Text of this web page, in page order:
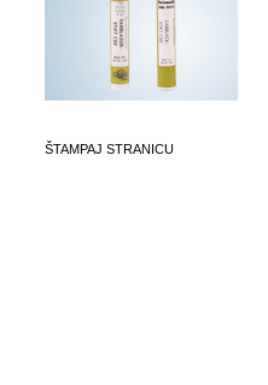
ŠTAMPAJ STRANICU